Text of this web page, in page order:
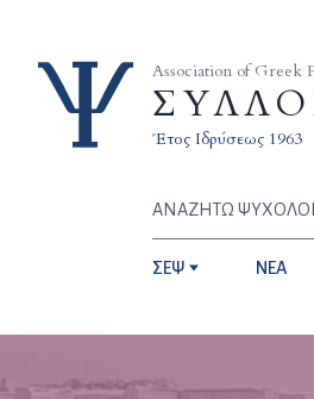
Association of Greek
Έτος Ιδρύσεως 1963
ΑΝΑΖΗΤΩ
ΣΕΨ NEA